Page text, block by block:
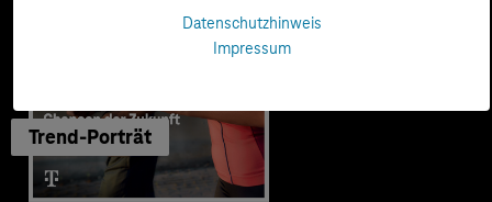
Datenschutzhinweis
Impressum
Trend-Porträt